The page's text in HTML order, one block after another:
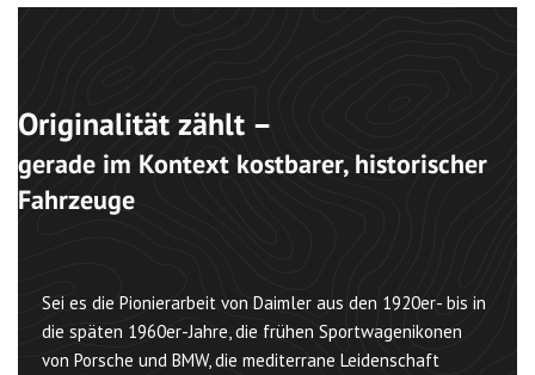
Originalität zählt –
gerade im Kontext kostbarer, historischer
Fahrzeuge
Sei es die Pionierarbeit von Daimler aus den 1920er- bis in
die späten 1960er-Jahre, die frühen Sportwagenikonen
von Porsche und BMW, die mediterrane Leidenschaft